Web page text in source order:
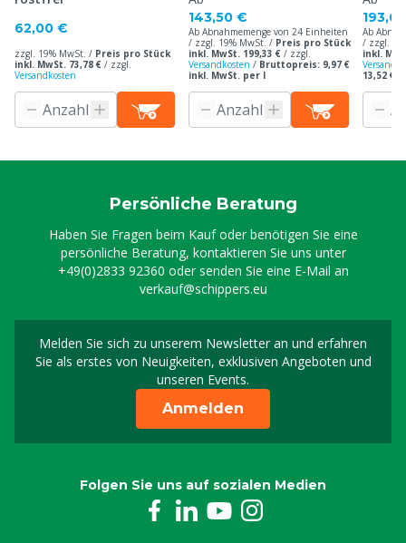
62,00 €
zzgl. 19% MwSt. / Preis pro Stück
inkl. MwSt. 73,78 € / zzgl.
Versandkosten
143,50 €
Ab Abnahmemenge von 24 Einheiten
/ zzgl. 19% MwSt. / Preis pro Stück
inkl. MwSt. 199,33 € / zzgl.
Versandkosten / Bruttopreis: 9,97 €
inkl. MwSt. per l
Ab
/ zzgl.
inkl.
13,52 €
Persönliche Beratung
Haben Sie Fragen beim Kauf oder benötigen Sie eine
persönliche Beratung, kontaktieren Sie uns unter
+49(0)2833 92360 oder senden Sie eine E-Mail an
verkauf@schippers.eu
Melden Sie sich zu unserem Newsletter an und erfahren
Sie als erstes von Neuigkeiten, exklusiven Angeboten und
unseren Events.
Melden Sie sich für
Anmelden
Folgen Sie uns auf sozialen Medien